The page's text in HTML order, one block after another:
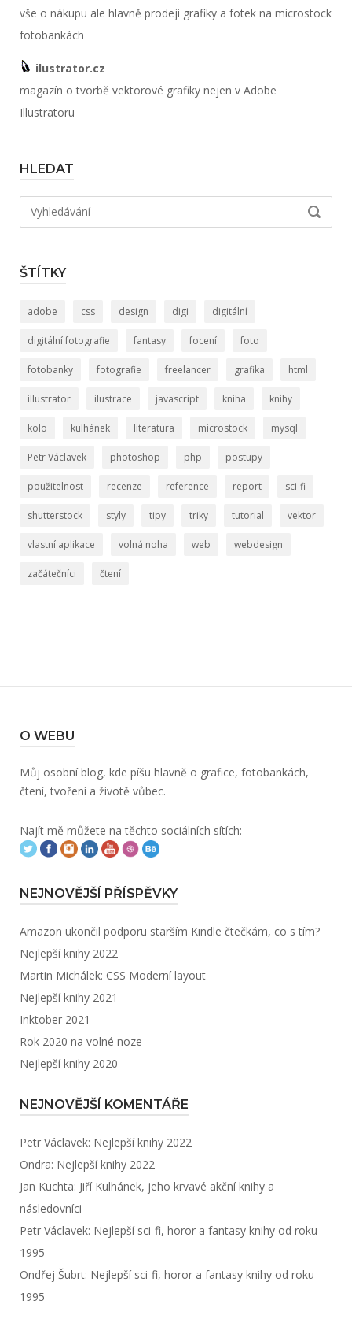
vše o nákupu ale hlavně prodeji grafiky a fotek na microstock
fotobankách
ilustrator.cz
magazín o tvorbě vektorové grafiky nejen v Adobe
Illustratoru
HLEDAT
Hledat:
ŠTÍTKY
adobe css design digi digitální
digitální fotografie fantasy focení foto
fotobanky fotografie freelancer grafika html
illustrator ilustrace javascript kniha knihy
kolo kulhánek literatura microstock mysql
Petr Václavek photoshop php postupy
použitelnost recenze reference report sci-fi
shutterstock styly tipy triky tutorial vektor
vlastní aplikace volná noha web webdesign
začátečníci čtení
O WEBU
Můj osobní blog, kde píšu hlavně o grafice, fotobankách,
čtení, tvoření a životě vůbec.
Najít mě můžete na těchto sociálních sítích:
NEJNOVĚJŠÍ PŘÍSPĚVKY
Amazon ukončil podporu starším Kindle čtečkám, co s tím?
Nejlepší knihy 2022
Martin Michálek: CSS Moderní layout
Nejlepší knihy 2021
Inktober 2021
Rok 2020 na volné noze
Nejlepší knihy 2020
NEJNOVĚJŠÍ KOMENTÁŘE
Petr Václavek: Nejlepší knihy 2022
Ondra: Nejlepší knihy 2022
Jan Kuchta: Jiří Kulhánek, jeho krvavé akční knihy a
následovníci
Petr Václavek: Nejlepší sci-fi, horor a fantasy knihy od roku
1995
Ondřej Šubrt: Nejlepší sci-fi, horor a fantasy knihy od roku
1995